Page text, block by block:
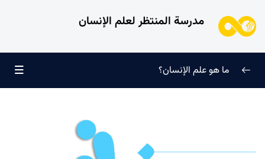
مدرسة المنتظر لعلم الإنسان
ما هو علم الإنسان؟